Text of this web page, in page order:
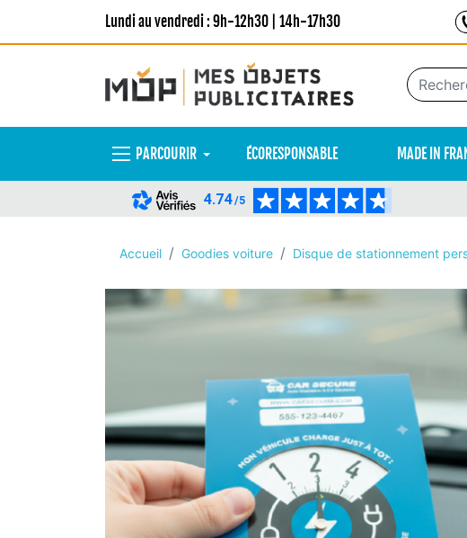
Lundi au vendredi : 9h-12h30 | 14h-17h30
PARCOURIR ÉCORESPONSABLE MADE IN
4.74/5
Accueil Goodies voiture Disque de stationnement